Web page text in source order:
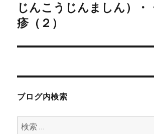
ー
シ
ン
の
投
じんこうじんましん）・
疹（２）
ブログ内検索
検